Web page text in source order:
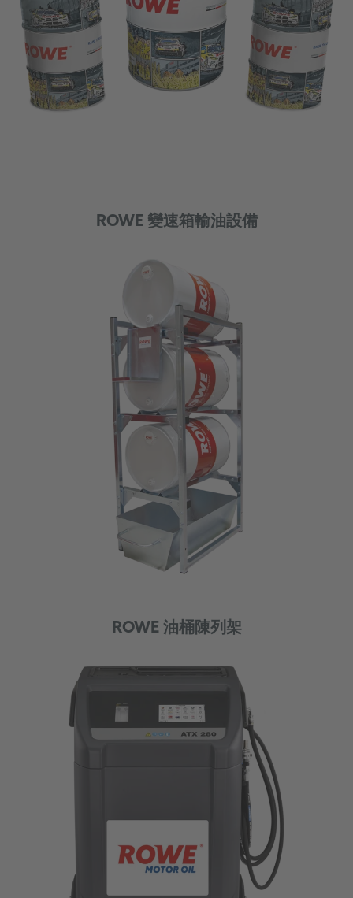
ROWE 變速箱輸油設備
ROWE 油桶陳列架